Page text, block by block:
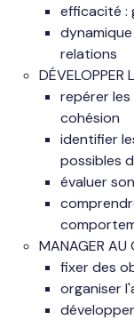
efficacité :
relations
DÉVELOPPER
repérer
cohésion
identifier
possibles
évaluer
MANAGER AU
fixer des
organiser